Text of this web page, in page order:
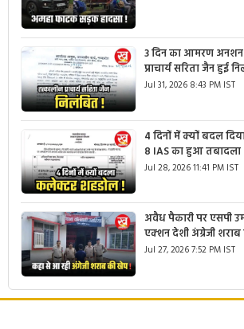
3 दिन का आमरण अनशन
प्राचार्य सरिता जैन हुई
Jul 31, 2026 8:43 PM IST
4 दिनों में क्यों बदल
8 IAS का हुआ तबादला
Jul 28, 2026 11:41 PM IST
अवैध पैकारी पर एसपी
एक्शन देशी अंग्रेजी
Jul 27, 2026 7:52 PM IST